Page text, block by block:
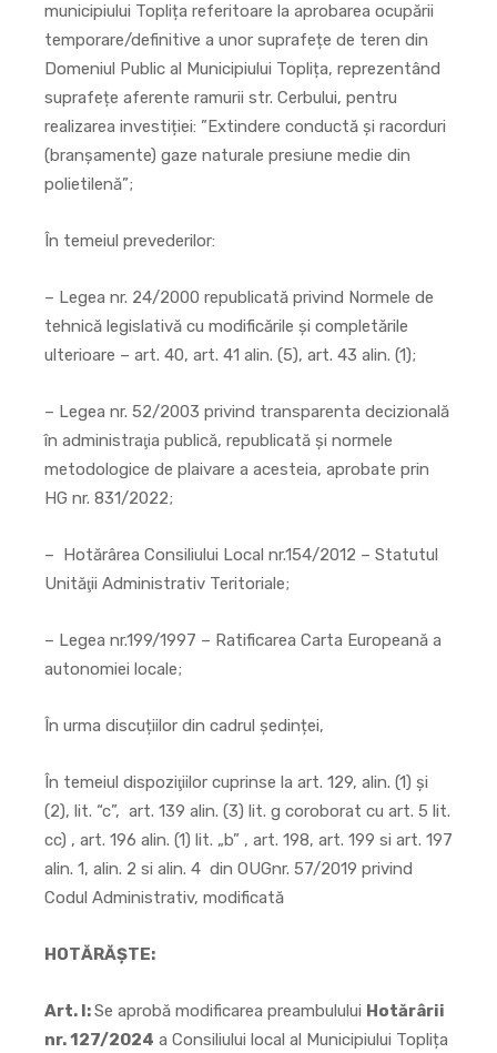
municipiului Toplița referitoare la aprobarea ocupării
temporare/definitive a unor suprafețe de teren din
Domeniul Public al Municipiului Toplița, reprezentând
suprafețe aferente ramurii str. Cerbului, pentru
realizarea investiției: ”Extindere conductă și racorduri
(branșamente) gaze naturale presiune medie din
polietilenă”;
În temeiul prevederilor:
– Legea nr. 24/2000 republicată privind Normele de
tehnică legislativă cu modificările şi completările
ulterioare – art. 40, art. 41 alin. (5), art. 43 alin. (1);
– Legea nr. 52/2003 privind transparenta decizională
în administraţia publică, republicată și normele
metodologice de plaivare a acesteia, aprobate prin
HG nr. 831/2022;
– Hotărârea Consiliului Local nr.154/2012 – Statutul
Unităţii Administrativ Teritoriale;
– Legea nr.199/1997 – Ratificarea Carta Europeană a
autonomiei locale;
În urma discuțiilor din cadrul ședinței,
În temeiul dispoziţiilor cuprinse la art. 129, alin. (1) şi
(2), lit. “c”, art. 139 alin. (3) lit. g coroborat cu art. 5 lit.
cc) , art. 196 alin. (1) lit. „b” , art. 198, art. 199 si art. 197
alin. 1, alin. 2 si alin. 4 din OUGnr. 57/2019 privind
Codul Administrativ, modificată
HOTĂRĂȘTE:
Art. I:Se aprobă modificarea preambulului Hotărârii
nr. 127/2024 a Consiliului local al Municipiului Toplița